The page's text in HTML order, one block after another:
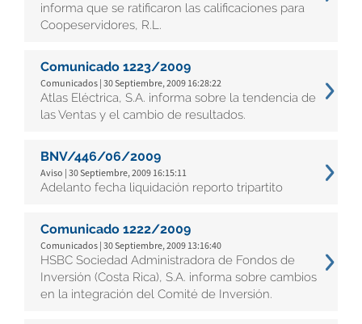
informa que se ratificaron las calificaciones para
Coopeservidores, R.L.
Comunicado 1223/2009
Comunicados | 30 Septiembre, 2009 16:28:22
Atlas Eléctrica, S.A. informa sobre la tendencia de
las Ventas y el cambio de resultados.
BNV/446/06/2009
Aviso | 30 Septiembre, 2009 16:15:11
Adelanto fecha liquidación reporto tripartito
Comunicado 1222/2009
Comunicados | 30 Septiembre, 2009 13:16:40
HSBC Sociedad Administradora de Fondos de
Inversión (Costa Rica), S.A. informa sobre cambios
en la integración del Comité de Inversión.